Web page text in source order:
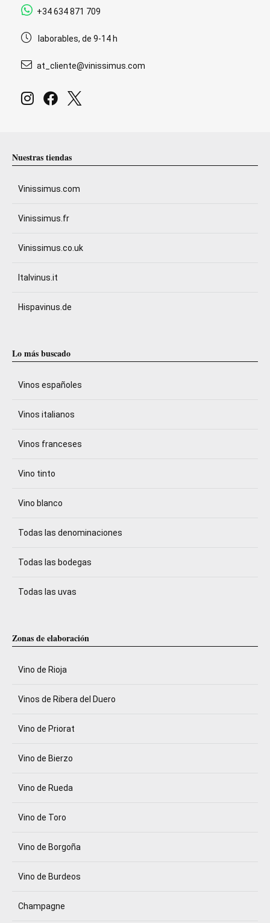
+34 634 871 709
laborables, de 9-14 h
at_cliente@vinissimus.com
Nuestras tiendas
Vinissimus.com
Vinissimus.fr
Vinissimus.co.uk
Italvinus.it
Hispavinus.de
Lo más buscado
Vinos españoles
Vinos italianos
Vinos franceses
Vino tinto
Vino blanco
Todas las denominaciones
Todas las bodegas
Todas las uvas
Zonas de elaboración
Vino de Rioja
Vinos de Ribera del Duero
Vino de Priorat
Vino de Bierzo
Vino de Rueda
Vino de Toro
Vino de Borgoña
Vino de Burdeos
Champagne